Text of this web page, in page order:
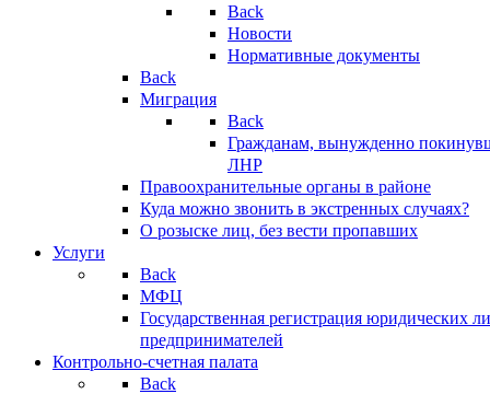
Back
Новости
Нормативные документы
Back
Миграция
Back
Гражданам, вынужденно
ЛНР
Правоохранительные органы в районе
Куда можно звонить в экстренных случаях?
О розыске лиц, без вести пропавших
Услуги
Back
МФЦ
Государственная регистрация юридических
предпринимателей
Контрольно-счетная палата
Back